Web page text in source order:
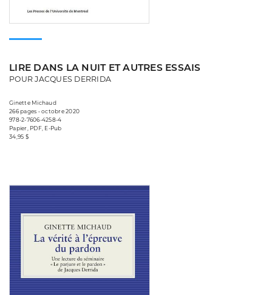
LIRE DANS LA NUIT ET AUTRES ESSAIS
POUR JACQUES DERRIDA
Ginette Michaud
266 pages • octobre 2020
978-2-7606-4258-4
Papier, PDF, E-Pub
34,95 $